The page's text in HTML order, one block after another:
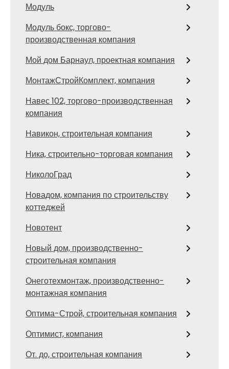
Модуль
Модуль бокс, торгово-
производственная компания
Мой дом Барнаул, проектная компания
МонтажСтройКомплект, компания
Навес 102, торгово-производственная
компания
Навикон, строительная компания
Ника, строительно-торговая компания
НиколоГрад
Новадом, компания по строительству
коттеджей
Новотент
Новый дом, производственно-
строительная компания
Онеготехмонтаж, производственно-
монтажная компания
Оптима-Строй, строительная компания
Оптимист, компания
От. до, строительная компания